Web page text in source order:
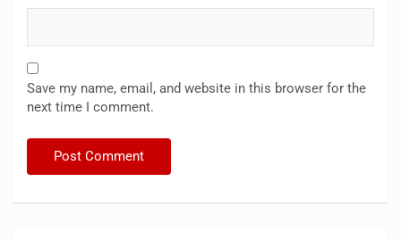
Save my name, email, and website in this browser for the
next time I comment.